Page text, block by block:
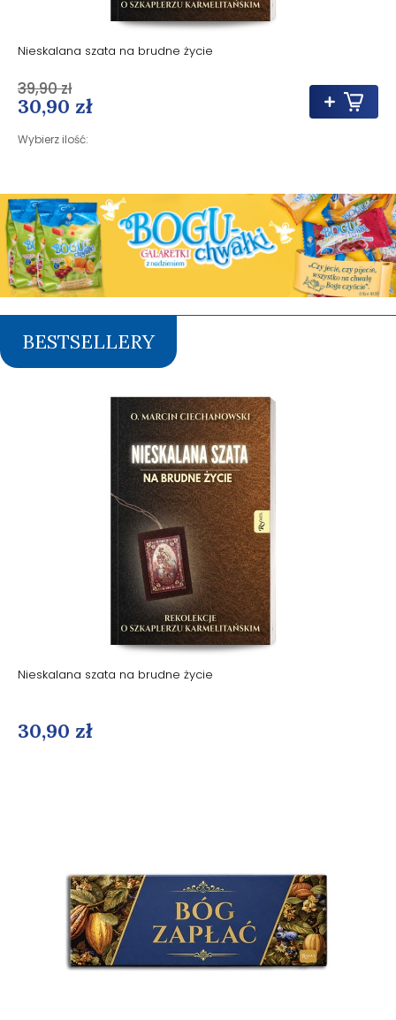
Nieskalana szata na brudne życie
30,90 zł
Wybierz ilość:
39,90 zł
BESTSELLERY
Nieskalana szata na brudne życie
30,90 zł